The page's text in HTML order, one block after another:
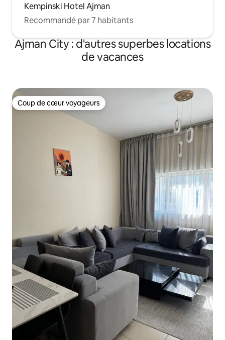
Kempinski Hotel Ajman
Recommandé par 7 habitants
Ajman City : d'autres superbes locations
de vacances
Coup de cœur voyageurs
Coup de cœur voyageurs